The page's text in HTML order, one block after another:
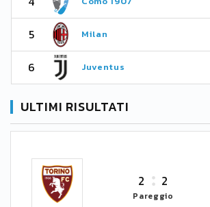
5 Milan
6 Juventus
ULTIMI RISULTATI
2 2
Pareggio